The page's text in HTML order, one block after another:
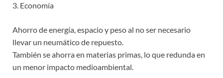
3. Economía
Ahorro de energía, espacio y peso al no ser necesario
llevar un neumático de repuesto.
También se ahorra en materias primas, lo que redunda en
un menor impacto medioambiental.